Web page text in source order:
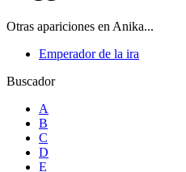
Otras apariciones en Anika...
Emperador de la ira
Buscador
A
B
C
D
E